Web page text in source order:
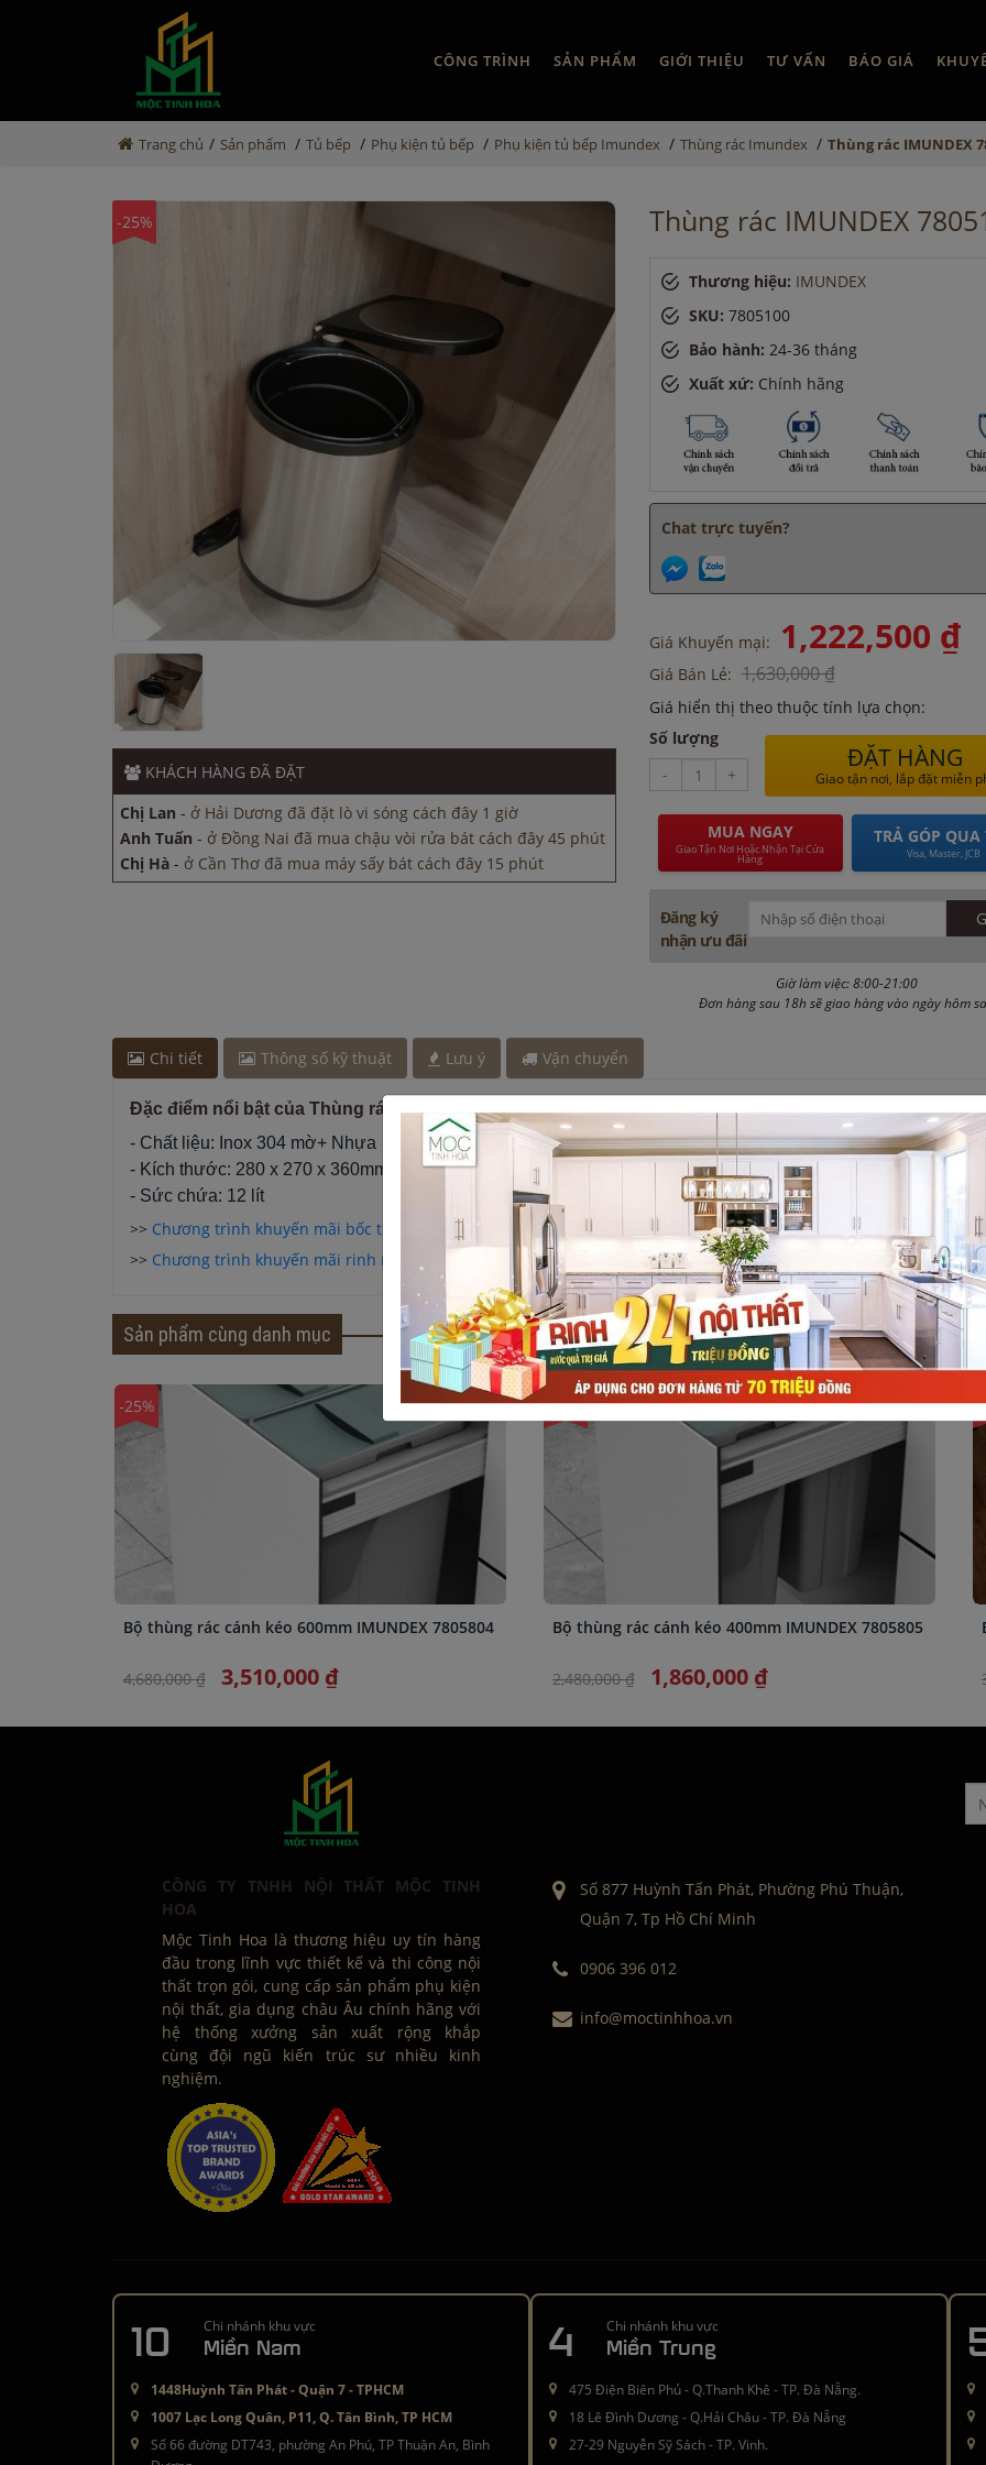
CÔNG TRÌNH SẢN PHẨM GIỚI THIỆU TƯ VẤN BÁO GIÁ
Trang chủ / Sản phẩm / Tủ bếp / Phụ kiện tủ bếp / Phụ kiện tủ bếp Imundex / Thùng rác Imundex / Thùng rác IMUNDEX
-25%
KHÁCH HÀNG ĐÃ ĐẶT
Anh Tuấn
Chị Hà-ở Cần Thơ đã mua máy sấy bát cách đây 15 phút
Anh Hào
ở Quảng Ninh đã đặt lò vi sóng cách đây 1 giờ
Anh Minh
ở TP. Hồ Chí Minh đã mua máy sấy bát cách đây 8 giờ
Chị Lan - ở Hải Dương đã đặt lò vi sóng cách đây 1 giờ
Anh Tuấn - ở Đồng Nai đã mua chậu vòi rửa bát cách đây 45 phút
Chị Hà - ở Cần Thơ đã mua máy sấy bát cách đây 15 phút
Anh Hào-ở Quảng Ninh đã đặt lò vi sóng cách đây 1 giờ
Thùng rác IMUNDEX
Thương hiệu: IMUNDEX
SKU: 7805100
Bảo hành: 24-36 tháng
Xuất xứ: Chính hãng
Chat trực tuyến?
Giá Khuyến mại: 1,222,500 ₫
Giá Bán Lẻ: 1,630,000 ₫
Giá hiển thị theo thuộc tính lựa chọn:
Số lượng
-
+
ĐẶT HÀNG
Giao tận nơi, lắp đặt miễn
MUA NGAY
Giao Tận Nơi Hoặc Nhận Tại Cửa
Hàng
TRẢ GÓP QUA
Visa, Master, JCB
Đăng ký
nhận ưu đãi
Giờ làm việc: 8:00-21:00
Đơn hàng sau 18h sẽ giao hàng vào ngày hôm
Chi tiết Thông số kỹ thuật Lưu ý Vận chuyển
Đặc điểm nổi bật của Thùng rác Imundex 7805100
- Chất liệu: Inox 304 mờ+ Nhựa
- Kích thước: 280 x 270 x 360mm
- Sức chứa: 12 lít
>> Chương trình khuyến mãi bốc thăm trúng thưởng nhận ngàn quà tặng
>> Chương trình khuyến mãi rinh nội thất rước quà khủng trị giá 24 triệu đồng
Sản phẩm cùng danh mục
-25%
Bộ thùng rác cánh kéo 600mm IMUNDEX 7805804
4,680,000 ₫ 3,510,000 ₫
-25%
Bộ thùng rác cánh kéo 400mm IMUNDEX 7805805
2,480,000 ₫ 1,860,000 ₫
-
CÔNG TY TNHH NỘI THẤT MỘC TINH
HOA
Mộc Tinh Hoa là thương hiệu uy tín hàng
đầu trong lĩnh vực thiết kế và thi công nội
thất trọn gói, cung cấp sản phẩm phụ kiện
nội thất, gia dụng châu Âu chính hãng với
hệ thống xưởng sản xuất rộng khắp
cùng đội ngũ kiến trúc sư nhiều kinh
nghiệm.
Số 877 Huỳnh Tấn Phát, Phường Phú Thuận,
Quận 7, Tp Hồ Chí Minh
0906 396 012
info@moctinhhoa.vn
10 Chi nhánh khu vực
Miền Nam
1448Huỳnh Tấn Phát - Quận 7 - TPHCM
1007 Lạc Long Quân, P11, Q. Tân Bình, TP HCM
Số 66 đường DT743, phường An Phú, TP Thuận An, Bình
4 Chi nhánh khu vực
Miền Trung
475 Điện Biên Phủ - Q.Thanh Khê - TP. Đà Nẵng.
18 Lê Đình Dương - Q.Hải Châu - TP. Đà Nẵng
27-29 Nguyễn Sỹ Sách - TP. Vinh.